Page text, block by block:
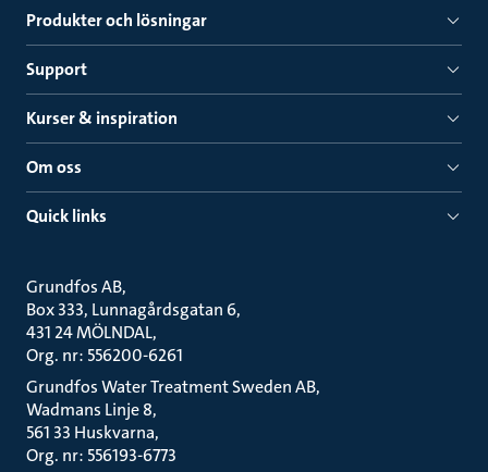
Produkter och lösningar
Support
Kurser & inspiration
Om oss
Quick links
Grundfos AB
Box 333, Lunnagårdsgatan 6
431 24 MÖLNDAL
Org. nr: 556200-6261
Grundfos Water Treatment Sweden AB
Wadmans Linje 8
561 33 Huskvarna
Org. nr: 556193-6773